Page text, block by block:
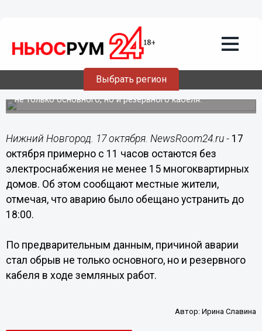
Выбрать регион
Множество домов с утра остаются без
электроснабжения в Верхних Печерах
Нижнего Новгорода
По предварительным данным, причина аварии – обрыв
не только основного, но и резервного кабеля.
Нижний Новгород. 17 октября. NewsRoom24.ru - 17
октября примерно с 11 часов остаются без
электроснабжения не менее 15 многоквартирных
домов. Об этом сообщают местные жители,
отмечая, что аварию было обещано устранить до
18:00.
По предварительным данным, причиной аварии
стал обрыв не только основного, но и резервного
кабеля в ходе земляных работ.
Автор:Ирина Славина